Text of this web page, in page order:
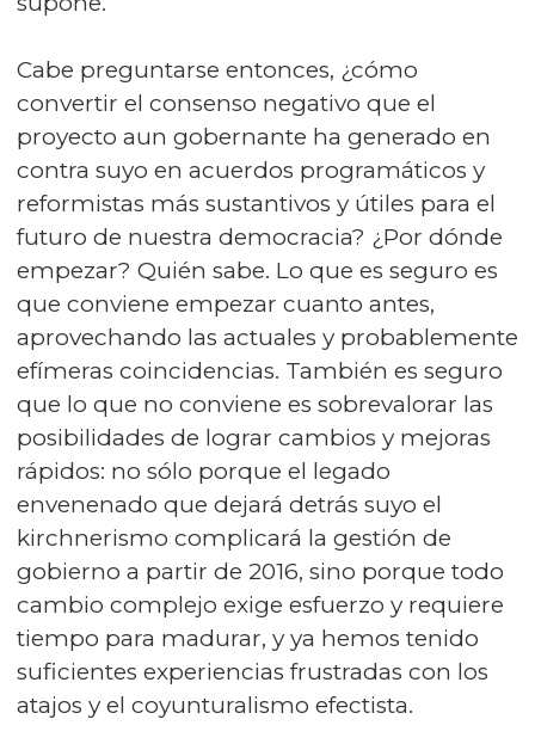
Cabe preguntarse entonces, ¿cómo
convertir el consenso negativo que el
proyecto aun gobernante ha generado en
contra suyo en acuerdos programáticos y
reformistas más sustantivos y útiles para el
futuro de nuestra democracia? ¿Por dónde
empezar? Quién sabe. Lo que es seguro es
que conviene empezar cuanto antes,
aprovechando las actuales y probablemente
efímeras coincidencias. También es seguro
que lo que no conviene es sobrevalorar las
posibilidades de lograr cambios y mejoras
rápidos: no sólo porque el legado
envenenado que dejará detrás suyo el
kirchnerismo complicará la gestión de
gobierno a partir de 2016, sino porque todo
cambio complejo exige esfuerzo y requiere
tiempo para madurar, y ya hemos tenido
suficientes experiencias frustradas con los
atajos y el coyunturalismo efectista.